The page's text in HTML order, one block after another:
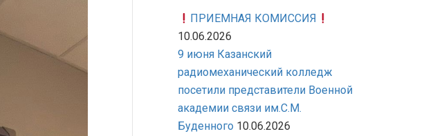
ПРИЕМНАЯ КОМИССИЯ
10.06.2026
9 июня Казанский
радиомеханический колледж
посетили представители Военной
академии связи им.С.М.
Буденного 10.06.2026